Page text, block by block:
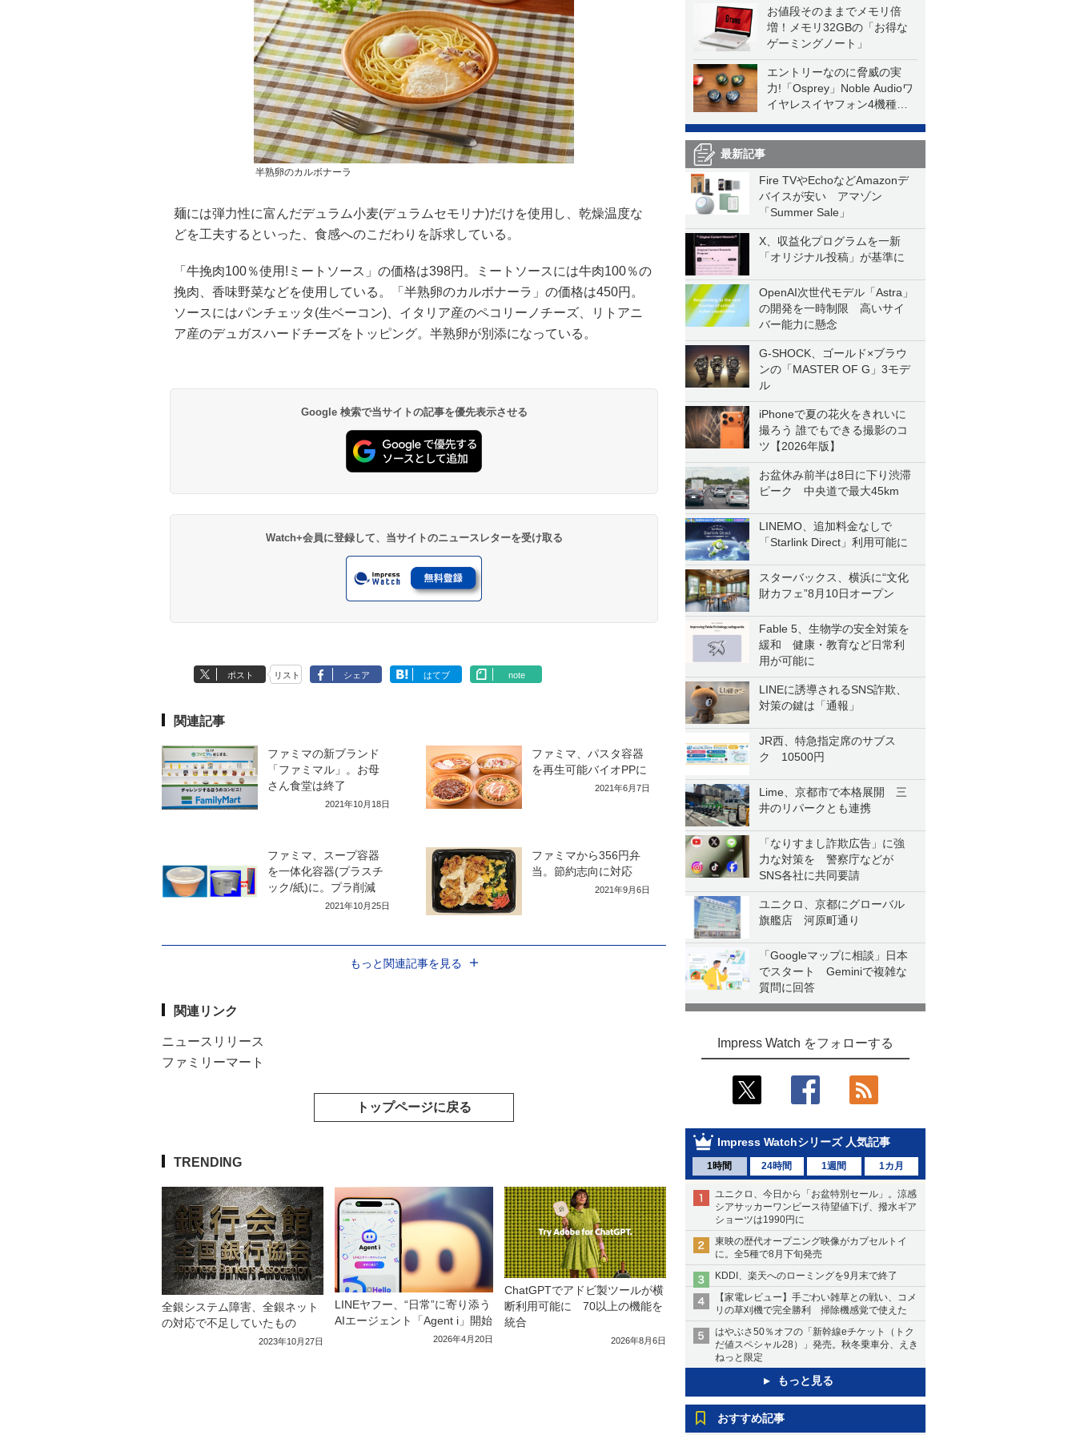
お値段そのままでメモリ倍
増！メモリ32GBの「お得な
ゲーミングノート」
エントリーなのに脅威の実
力!「Osprey」Noble Audioワ
イヤレスイヤフォン4機種を
最新記事
Fire TVやEchoなどAmazonデ
バイスが安い アマゾン
「Summer Sale」
X、収益化プログラムを一新
「オリジナル投稿」が基準に
OpenAI次世代モデル「Astra」
の開発を一時制限 高いサイ
バー能力に懸念
G-SHOCK、ゴールド×ブラウ
ンの「MASTER OF G」3モデ
ル
iPhoneで夏の花火をきれいに
撮ろう 誰でもできる撮影のコ
ツ【2026年版】
お盆休み前半は8日に下り渋滞
ピーク 中央道で最大45km
LINEMO、追加料金なしで
「Starlink Direct」利用可能に
スターバックス、横浜に“文化
財カフェ”8月10日オープン
Fable 5、生物学の安全対策を
緩和 健康・教育など日常利
用が可能に
LINEに誘導されるSNS詐欺、
対策の鍵は「通報」
JR西、特急指定席のサブス
ク 10500円
Lime、京都市で本格展開 三
井のリパークとも連携
「なりすまし詐欺広告」に強
力な対策を 警察庁などが
SNS各社に共同要請
ユニクロ、京都にグローバル
旗艦店 河原町通り
「Googleマップに相談」日本
でスタート Geminiで複雑な
質問に回答
Impress Watch をフォローする
Impress Watchシリーズ 人気記事
1時間 24時間 1週間 1カ月
ユニクロ、今日から「お盆特別セール」。涼感
シアサッカーワンピース待望値下げ、撥水ギア
ショーツは1990円に
東映の歴代オープニング映像がカプセルトイ
に。全5種で8月下旬発売
KDDI、楽天へのローミングを9月末で終了
【家電レビュー】手ごわい雑草との戦い、コメ
リの草刈機で完全勝利 掃除機感覚で使えた
はやぶさ50％オフの「新幹線eチケット（トク
だ値スペシャル28）」発売。秋冬乗車分、えき
ねっと限定
もっと見る
おすすめ記事
半熟卵のカルボナーラ
麺には弾力性に富んだデュラム小麦(デュラムセモリナ)だけを使用し、乾燥温度な
どを工夫するといった、食感へのこだわりを訴求している。
「牛挽肉100％使用!ミートソース」の価格は398円。ミートソースには牛肉100％の
挽肉、香味野菜などを使用している。「半熟卵のカルボナーラ」の価格は450円。
ソースにはパンチェッタ(生ベーコン)、イタリア産のペコリーノチーズ、リトアニ
ア産のデュガスハードチーズをトッピング。半熟卵が別添になっている。
Google 検索で当サイトの記事を優先表示させる
Watch+会員に登録して、当サイトのニュースレターを受け取る
ポスト リスト シェア はてブ note
関連記事
ファミマの新ブランド
「ファミマル」。お母
さん食堂は終了
2021年10月18日
ファミマ、パスタ容器
を再生可能バイオPPに
2021年6月7日
ファミマ、スープ容器
を一体化容器(プラスチ
ック/紙)に。プラ削減
2021年10月25日
ファミマから356円弁
当。節約志向に対応
2021年9月6日
もっと関連記事を見る
関連リンク
ニュースリリース
ファミリーマート
トップページに戻る
TRENDING
全銀システム障害、全銀ネット
の対応で不足していたもの
2023年10月27日
LINEヤフー、“日常”に寄り添う
AIエージェント「Agent i」開始
2026年4月20日
ChatGPTでアドビ製ツールが横
断利用可能に 70以上の機能を
統合
2026年8月6日